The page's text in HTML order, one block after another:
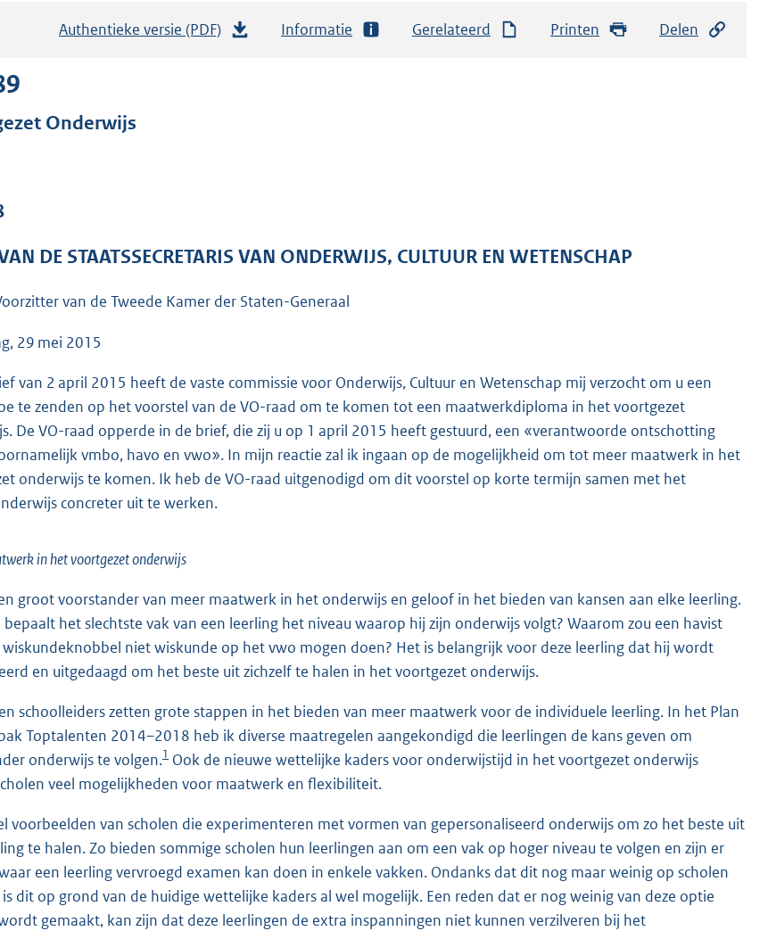
Authentieke versie (PDF)
r
o
:
4
9
K
b
Informatie Gerelateerd Printen Delen
Onderwijs
DE STAATSSECRETARIS VAN ONDERWIJS, CULTUUR EN WETENSCHAP
van de Tweede Kamer der Staten-Generaal
29 mei 2015
van 2 april 2015 heeft de vaste commissie voor Onderwijs, Cultuur en Wetenschap mij verzocht om u een
te zenden op het voorstel van de VO-raad om te komen tot een maatwerkdiploma in het voortgezet
De VO-raad opperde in de brief, die zij u op 1 april 2015 heeft gestuurd, een «verantwoorde ontschotting
vmbo, havo en vwo». In mijn reactie zal ik ingaan op de mogelijkheid om tot meer maatwerk in het
onderwijs te komen. Ik heb de VO-raad uitgenodigd om dit voorstel op korte termijn samen met het
concreter uit te werken.
in het voortgezet onderwijs
groot voorstander van meer maatwerk in het onderwijs en geloof in het bieden van kansen aan elke leerling.
het slechtste vak van een leerling het niveau waarop hij zijn onderwijs volgt? Waarom zou een havist
niet wiskunde op het vwo mogen doen? Het is belangrijk voor deze leerling dat hij wordt
en uitgedaagd om het beste uit zichzelf te halen in het voortgezet onderwijs.
schoolleiders zetten grote stappen in het bieden van meer maatwerk voor de individuele leerling. In het Plan
Toptalenten 2014–2018 heb ik diverse maatregelen aangekondigd die leerlingen de kans geven om
onderwijs te volgen.1 Ook de nieuwe wettelijke kaders voor onderwijstijd in het voortgezet onderwijs
veel mogelijkheden voor maatwerk en flexibiliteit.
voorbeelden van scholen die experimenteren met vormen van gepersonaliseerd onderwijs om zo het beste uit
te halen. Zo bieden sommige scholen hun leerlingen aan om een vak op hoger niveau te volgen en zijn er
een leerling vervroegd examen kan doen in enkele vakken. Ondanks dat dit nog maar weinig op scholen
dit op grond van de huidige wettelijke kaders al wel mogelijk. Een reden dat er nog weinig van deze optie
gemaakt, kan zijn dat deze leerlingen de extra inspanningen niet kunnen verzilveren bij het